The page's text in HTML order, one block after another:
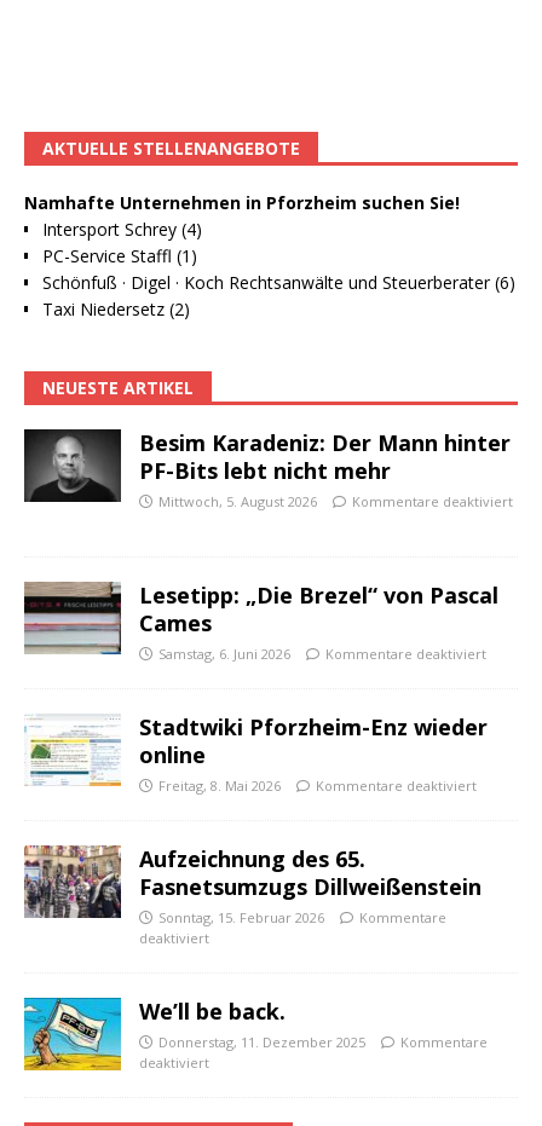
AKTUELLE STELLENANGEBOTE
Namhafte Unternehmen in Pforzheim suchen Sie!
Intersport Schrey (4)
PC-Service Staffl (1)
Schönfuß · Digel · Koch Rechtsanwälte und Steuerberater (6)
Taxi Niedersetz (2)
NEUESTE ARTIKEL
Besim Karadeniz: Der Mann hinter
PF-Bits lebt nicht mehr
Mittwoch, 5. August 2026 Kommentare deaktiviert
Lesetipp: „Die Brezel“ von Pascal
Cames
Samstag, 6. Juni 2026 Kommentare deaktiviert
Stadtwiki Pforzheim-Enz wieder
online
Freitag, 8. Mai 2026 Kommentare deaktiviert
Aufzeichnung des 65.
Fasnetsumzugs Dillweißenstein
Sonntag, 15. Februar 2026
Kommentare
deaktiviert
We’ll be back.
Donnerstag, 11. Dezember 2025
Kommentare
deaktiviert